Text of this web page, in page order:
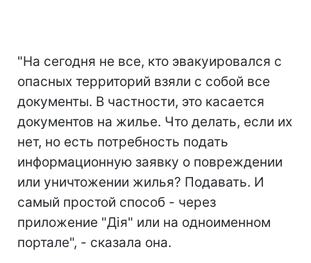
"На сегодня не все, кто эвакуировался с
опасных территорий взяли с собой все
документы. В частности, это касается
документов на жилье. Что делать, если их
нет, но есть потребность подать
информационную заявку о повреждении
или уничтожении жилья? Подавать. И
самый простой способ - через
приложение "Дія" или на одноименном
портале", - сказала она.